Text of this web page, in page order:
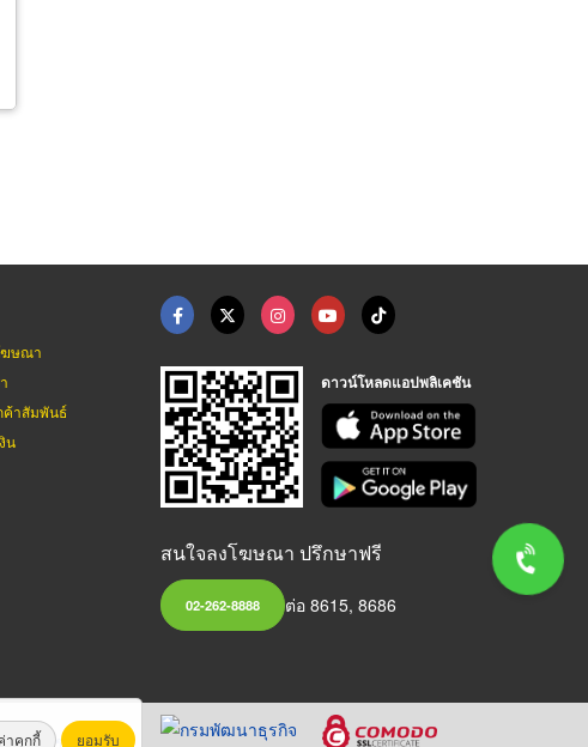
ฆษณา
ค้าสัมพันธ์
น
ดาวน์โหลดแอปพลิเคชัน
สนใจลงโฆษณา ปรึกษาฟรี
02-262-8888 ต่อ 8615, 8686
ด (มหาชน)
าคุกกี้ ยอมรับ